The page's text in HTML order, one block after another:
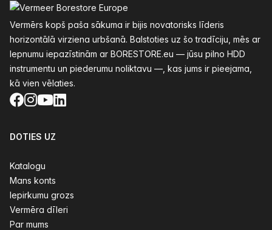
Vermērs kopš paša sākuma ir bijis novatorisks līderis
horizontālā virziena urbšanā. Balstoties uz šo tradīciju, mēs ar
lepnumu iepazīstinām ar BORESTORE.eu — jūsu pilno HDD
instrumentu un piederumu noliktavu —, kas jums ir pieejama,
kā vien vēlaties.
Facebook
Instagram
YouTube
LinkedIn
DOTIES UZ
Katalogu
Mans konts
Iepirkumu grozs
Vermēra dīleri
Par mums